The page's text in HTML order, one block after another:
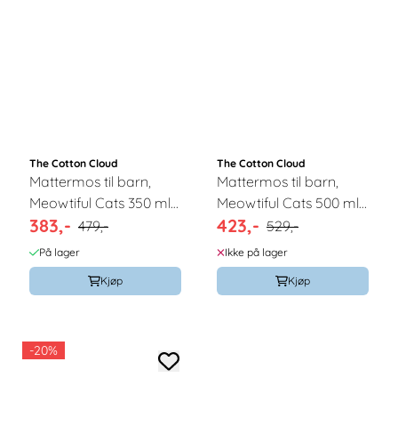
The Cotton Cloud
Mattermos til barn,
Meowtiful Cats 350 ml /
The Cotton Cloud
383,- 479,-
På lager
Kjøp
The Cotton Cloud
Mattermos til barn,
Meowtiful Cats 500 ml
/ The Cotton Cloud
423,- 529,-
Ikke på lager
Kjøp
-20%